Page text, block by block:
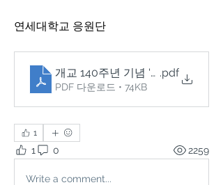
연세대학교 응원단
개교 140주년 기념 '아카라카를 온
.pdf
PDF 다운로드 • 74KB
1
1 0 2259
Write a comment...